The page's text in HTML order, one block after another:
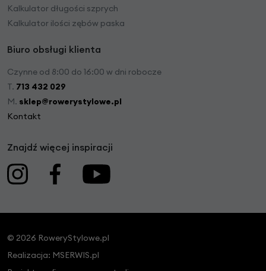
Kalkulator długości szprych
Kalkulator ilości zębów paska
Biuro obsługi klienta
Czynne od 8:00 do 16:00 w dni robocze
T. 713 432 029
M. sklep@rowerystylowe.pl
Kontakt
Znajdź więcej inspiracji
© 2026 RoweryStylowe.pl
Realizacja: MSERWIS.pl